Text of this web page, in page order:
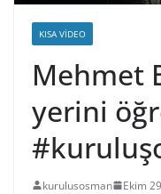
KISA VIDEO
Mehmet
yerini
kurulusosman Ekim